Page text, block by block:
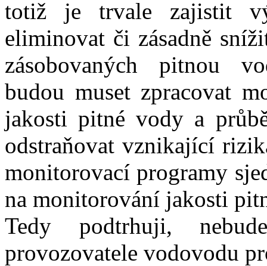
totiž je trvale zajistit
eliminovat či zásadně
zásobovaných pitnou
budou muset zpracovat
jakosti pitné vody a
odstraňovat vznikající
monitorovací programy
na monitorování jakosti
Tedy podtrhuji,
provozovatele vodovodu